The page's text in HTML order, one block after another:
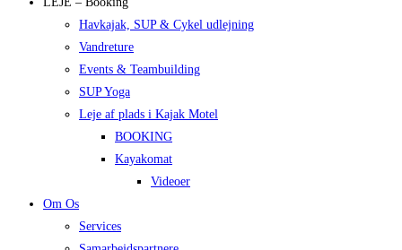
Havkajak, SUP & Cykel udlejning
Vandreture
Events & Teambuilding
SUP Yoga
Leje af plads i Kajak Motel
BOOKING
Kayakomat
Videoer
Om Os
Services